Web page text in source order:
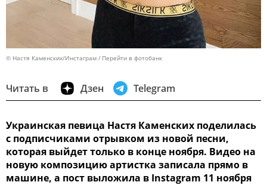
© Настя Каменских/Инстаграм Перейти в фотобанк
Читать в Дзен Telegram
Украинская певица Настя Каменских поделилась
с подписчиками отрывком из новой песни,
которая выйдет только в конце ноября. Видео на
новую композицию артистка записала прямо в
машине, а пост выложила в Instagram 11 ноября